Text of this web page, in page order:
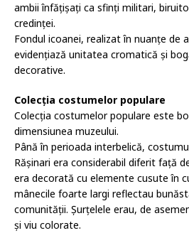
ambii înfățișați ca sfinți militari,
credinței.
Fondul icoanei, realizat în nuanțe de
evidențiază unitatea cromatică și
decorative.
Colecția costumelor populare
Colecția costumelor populare este
dimensiunea muzeului.
Până în perioada interbelică,
Rășinari era considerabil diferit față
era decorată cu elemente cusute în
mânecile foarte largi reflectau
comunității. Șurțelele erau, de
și viu colorate.